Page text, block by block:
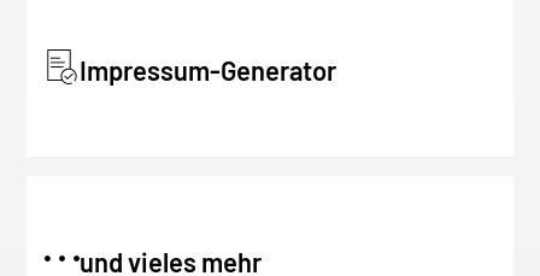
Impressum-Generator
und vieles mehr